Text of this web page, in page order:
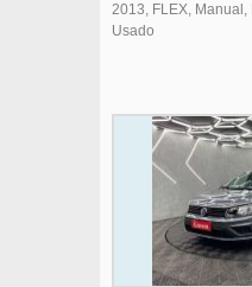
2013 FLEX Manual
Usado